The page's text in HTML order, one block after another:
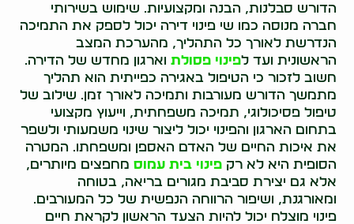
הדורש סבלנות, הבנה ומקצועיות. שימוש בשירותי
חברה מנוסה כמו שי פינוי דירה יכול לספק את התמיכה
הנדרשת לאורך כל התהליך, מהערכת המצב
הראשונית ועד לפינוי פסולת וארגון מחדש של הדירה.
חשוב לזכור כי הטיפול באגירה כפייתית הוא תהליך
מתמשך הדורש מעורבות ותמיכה לאורך זמן. שילוב של
טיפול פסיכולוגי, תמיכה משפחתית, וייעוץ מקצועי
בתחום הארגון והפינוי יכול ליצור שינוי משמעותי ולשפר
את איכות החיים של האדם האספן ומשפחתו. המטרה
הסופית היא לא רקפינוי בית עמוס מחפצים מיותרים,
אלא גם יצירת סביבת מגורים בריאה, בטוחה
ומאורגנת, ושיפור הרווחה הנפשית של כל המעורבים.
פינוי מוצלח יכול להיות הצעד הראשון לקראת חיים